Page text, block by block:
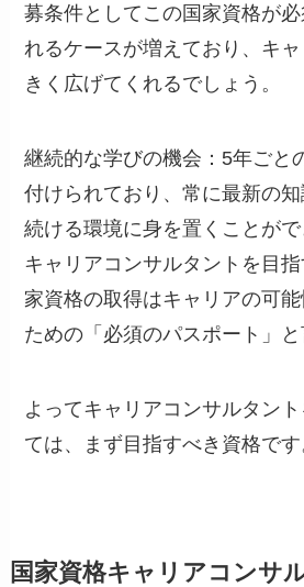
募条件としてこの国家資格が
れるケースが増えており、キ
きく広げてくれるでしょう。
継続的な学びの機会：5年ごと
付けられており、常に最新の
続ける環境に身を置くことが
キャリアコンサルタントを目
家資格の取得はキャリアの可
ための「必須のパスポート」と
よってキャリアコンサルタン
ては、まず目指すべき資格です
国家資格キャリアコンサ